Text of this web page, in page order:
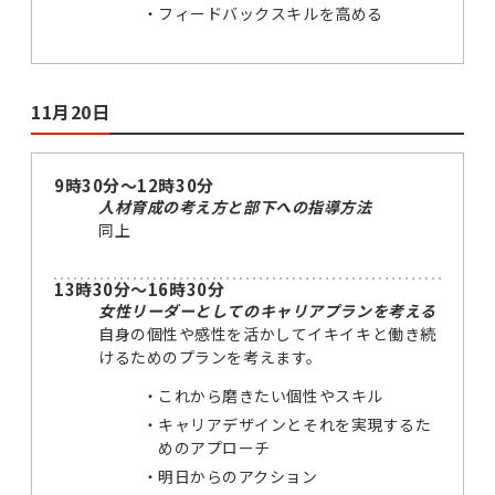
フィードバックスキルを高める
11月20日
9時30分～12時30分
人材育成の考え方と部下への指導方法
同上
13時30分～16時30分
女性リーダーとしてのキャリアプランを考える
自身の個性や感性を活かしてイキイキと働き続
けるためのプランを考えます。
これから磨きたい個性やスキル
キャリアデザインとそれを実現するた
めのアプローチ
明日からのアクション